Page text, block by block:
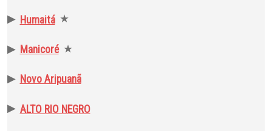
▶ Humaitá ★
▶ Manicoré ★
▶ Novo Aripuanã
▶ ALTO RIO NEGRO